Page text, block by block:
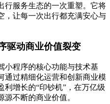
行服务生态的一次重塑。它将
，让每一次出行都充满安心与
驱动商业价值裂变
小程序的核心功能与技术基
通过精细化运营和创新商业模
增长的“印钞机”，在万亿级
不断的商业价值。